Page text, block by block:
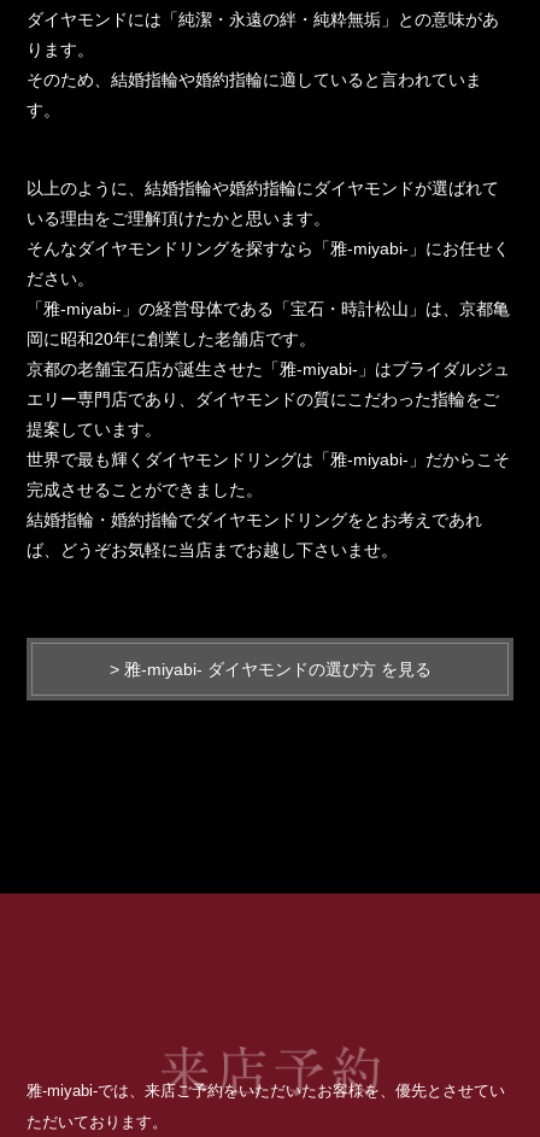
ダイヤモンドには「純潔・永遠の絆・純粋無垢」との意味があ
ります。
そのため、結婚指輪や婚約指輪に適していると言われていま
す。
以上のように、結婚指輪や婚約指輪にダイヤモンドが選ばれて
いる理由をご理解頂けたかと思います。
そんなダイヤモンドリングを探すなら「雅-miyabi-」にお任せく
ださい。
「雅-miyabi-」の経営母体である「宝石・時計松山」は、京都亀
岡に昭和20年に創業した老舗店です。
京都の老舗宝石店が誕生させた「雅-miyabi-」はブライダルジュ
エリー専門店であり、ダイヤモンドの質にこだわった指輪をご
提案しています。
世界で最も輝くダイヤモンドリングは「雅-miyabi-」だからこそ
完成させることができました。
結婚指輪・婚約指輪でダイヤモンドリングをとお考えであれ
ば、どうぞお気軽に当店までお越し下さいませ。
> 雅-miyabi- ダイヤモンドの選び方 を見る
雅-miyabi-では、来店ご予約をいただいたお客様を、優先とさせてい
ただいております。